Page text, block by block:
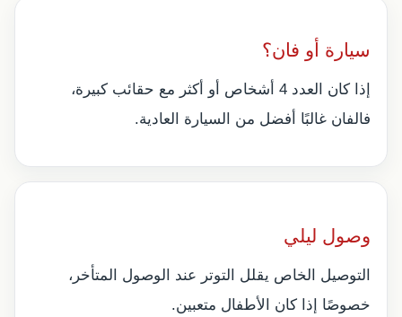
سيارة أو فان؟
إذا كان العدد 4 أشخاص أو أكثر مع حقائب كبيرة،
فالفان غالبًا أفضل من السيارة العادية.
وصول ليلي
التوصيل الخاص يقلل التوتر عند الوصول المتأخر،
خصوصًا إذا كان الأطفال متعبين.